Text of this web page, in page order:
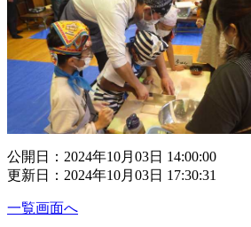
公開日：2024年10月03日 14:00:00
更新日：2024年10月03日 17:30:31
一覧画面へ